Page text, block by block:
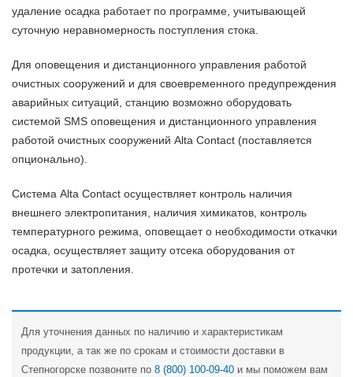
удаление осадка работает по программе, учитывающей
суточную неравномерность поступления стока.
Для оповещения и дистанционного управления работой
очистных сооружений и для своевременного предупреждения
аварийных ситуаций, станцию возможно оборудовать
системой SMS оповещения и дистанционного управления
работой очистных сооружений Alta Contact (поставляется
опционально).
Система Alta Contact осуществляет контроль наличия
внешнего электропитания, наличия химикатов, контроль
температурного режима, оповещает о необходимости откачки
осадка, осуществляет защиту отсека оборудования от
протечки и затопления.
Для уточнения данных по наличию и характеристикам
продукции, а так же по срокам и стоимости доставки в
Степногорске позвоните по 8 (800) 100-09-40 и мы поможем вам